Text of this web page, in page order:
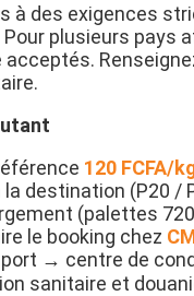
à des exigences
plusieurs pays
120 FCFA/
destination (P20 /
(palettes
le booking chez
→ centre de
sanitaire et